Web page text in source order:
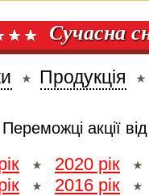
Сучасна
Продукція
Переможці акції
2020 рік
2016 рік